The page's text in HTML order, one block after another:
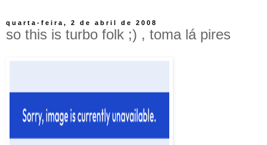
quarta-feira, 2 de abril de 2008
so this is turbo folk ;) , toma lá pires